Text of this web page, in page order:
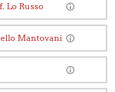
Lo Russo
Mantovani